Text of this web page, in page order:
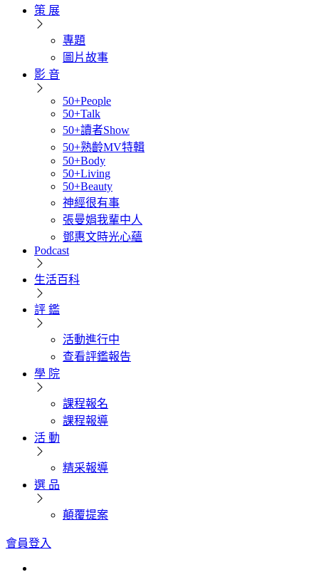
策 展
專題
圖片故事
影 音
50+People
50+Talk
50+讀者Show
50+熟齡MV特輯
50+Body
50+Living
50+Beauty
神經很有事
張曼娟我輩中人
鄧惠文時光心蘊
Podcast
生活百科
評 鑑
活動進行中
查看評鑑報告
學 院
課程報名
課程報導
活 動
精采報導
選 品
顛覆提案
會員登入